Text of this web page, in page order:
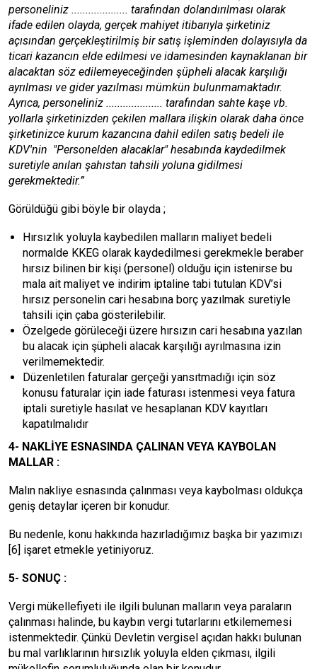
personeliniz .................... tarafından dolandırılması olarak
ifade edilen olayda, gerçek mahiyet itibarıyla şirketiniz
açısından gerçekleştirilmiş bir satış işleminden dolayısıyla da
ticari kazancın elde edilmesi ve idamesinden kaynaklanan bir
alacaktan söz edilemeyeceğinden şüpheli alacak karşılığı
ayrılması ve gider yazılması mümkün bulunmamaktadır.
Ayrıca, personeliniz .................... tarafından sahte kaşe vb.
yollarla şirketinizden çekilen mallara ilişkin olarak daha önce
şirketinizce kurum kazancına dahil edilen satış bedeli ile
KDV'nin "Personelden alacaklar" hesabında kaydedilmek
suretiyle anılan şahıstan tahsili yoluna gidilmesi
gerekmektedir.”
Görüldüğü gibi böyle bir olayda ;
Hırsızlık yoluyla kaybedilen malların maliyet bedeli
normalde KKEG olarak kaydedilmesi gerekmekle beraber
hırsız bilinen bir kişi (personel) olduğu için istenirse bu
mala ait maliyet ve indirim iptaline tabi tutulan KDV’si
hırsız personelin cari hesabına borç yazılmak suretiyle
tahsili için çaba gösterilebilir.
Özelgede görüleceği üzere hırsızın cari hesabına yazılan
bu alacak için şüpheli alacak karşılığı ayrılmasına izin
verilmemektedir.
Düzenletilen faturalar gerçeği yansıtmadığı için söz
konusu faturalar için iade faturası istenmesi veya fatura
iptali suretiyle hasılat ve hesaplanan KDV kayıtları
kapatılmalıdır
4- NAKLİYE ESNASINDA ÇALINAN VEYA KAYBOLAN
MALLAR :
Malın nakliye esnasında çalınması veya kaybolması oldukça
geniş detaylar içeren bir konudur.
Bu nedenle, konu hakkında hazırladığımız başka bir yazımızı
[6] işaret etmekle yetiniyoruz.
5- SONUÇ :
Vergi mükellefiyeti ile ilgili bulunan malların veya paraların
çalınması halinde, bu kaybın vergi tutarlarını etkilememesi
istenmektedir. Çünkü Devletin vergisel açıdan hakkı bulunan
bu mal varlıklarının hırsızlık yoluyla elden çıkması, ilgili